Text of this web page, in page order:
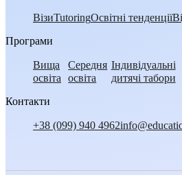
ВізиTutoringОсвітні тенденції
Програми
Вища
освіта
Середня
освіта
Індивідуальні
дитячі табори
Контакти
+38 (099) 940 4962